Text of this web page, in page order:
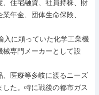
、住宅融資、社員持株、財
年金、団体生命保険、
入に頼っていた化学工業機
専門メーカーとして設
、医療等多岐に渡るニーズ
た。特に戦後の都市ガス